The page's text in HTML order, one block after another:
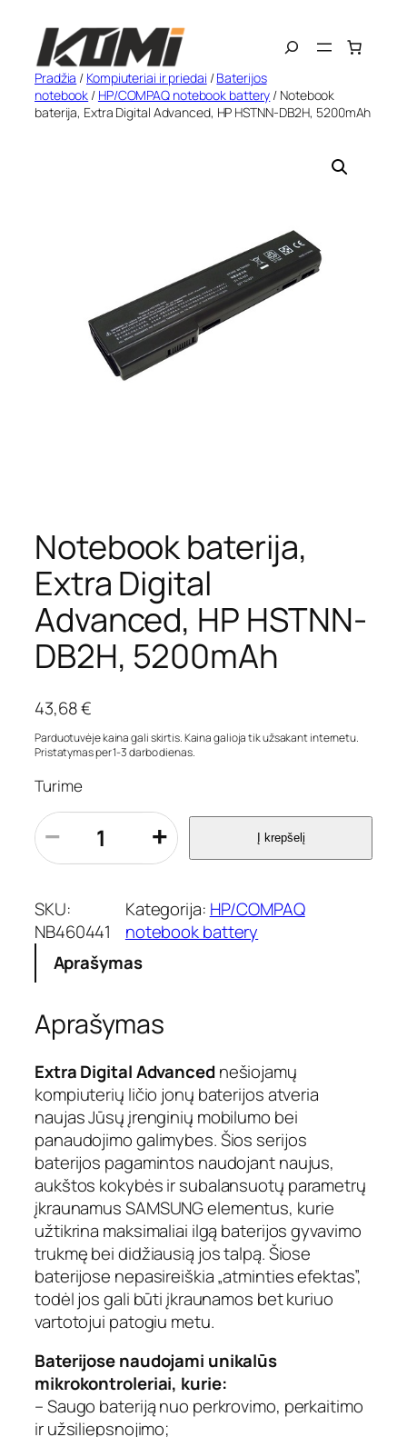
turinio
Search
Pradžia / Kompiuteriai ir priedai /Baterijos
notebook / HP/COMPAQ notebook battery / Notebook
baterija, Extra Digital Advanced, HP HSTNN-DB2H, 5200mAh
Notebook baterija,
Extra Digital
Advanced, HP HSTNN-
DB2H, 5200mAh
43,68€
Parduotuvėje kaina gali skirtis. Kaina galioja tik užsakant internetu.
Pristatymas per 1-3 darbo dienas.
Turime
p
r
o
u
k
t
k
e
i
s
:
N
o
t
e
b
o
o
k
b
a
t
r
i
j
a
− + Į krepšelį
SKU:
NB460441
Kategorija: HP/COMPAQ
notebook battery
Aprašymas
Aprašymas
Extra Digital Advancednešiojamų
kompiuterių ličio jonų baterijos atveria
naujas Jūsų įrenginių mobilumo bei
panaudojimo galimybes. Šios serijos
baterijos pagamintos naudojant naujus,
aukštos kokybės ir subalansuotų parametrų
įkraunamus SAMSUNG elementus, kurie
užtikrina maksimaliai ilgą baterijos gyvavimo
trukmę bei didžiausią jos talpą. Šiose
baterijose nepasireiškia „atminties efektas”,
todėl jos gali būti įkraunamos bet kuriuo
vartotojui patogiu metu.
Baterijose naudojami unikalūs
mikrokontroleriai, kurie:
– Saugo bateriją nuo perkrovimo, perkaitimo
ir užsiliepsnojimo;